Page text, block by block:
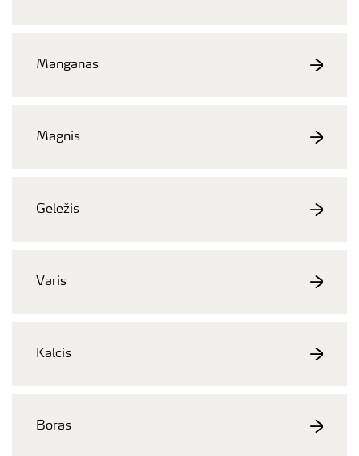
Manganas
Magnis
Geležis
Varis
Kalcis
Boras